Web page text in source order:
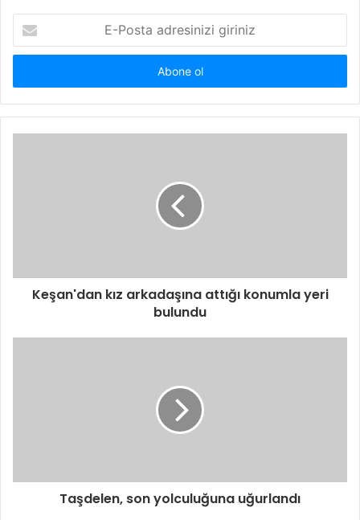
Posta
adresinizi
Keşan'dan kız arkadaşına attığı konumla yeri
bulundu
Taşdelen, son yolculuğuna uğurlandı